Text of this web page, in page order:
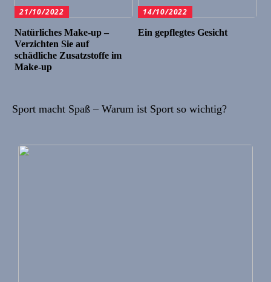
21/10/2022
Natürliches Make-up –
Verzichten Sie auf
schädliche Zusatzstoffe im
Make-up
14/10/2022
Ein gepflegtes Gesicht
Sport macht Spaß – Warum ist Sport so wichtig?